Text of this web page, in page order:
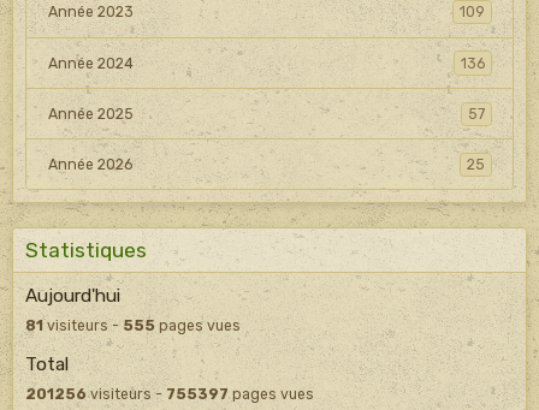
Année 2023 109
Année 2024 136
Année 2025 57
Année 2026 25
Statistiques
Aujourd'hui
81 visiteurs - 555 pages vues
Total
201256visiteurs - 755397pages vues